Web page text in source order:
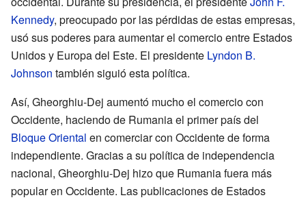
Kennedy, preocupado por las pérdidas de estas empresas,
usó sus poderes para aumentar el comercio entre Estados
Unidos y Europa del Este. El presidente Lyndon B.
Johnson también siguió esta política.
Así, Gheorghiu-Dej aumentó mucho el comercio con
Occidente, haciendo de Rumania el primer país del
Bloque Oriental en comerciar con Occidente de forma
independiente. Gracias a su política de independencia
nacional, Gheorghiu-Dej hizo que Rumania fuera más
popular en Occidente. Las publicaciones de Estados